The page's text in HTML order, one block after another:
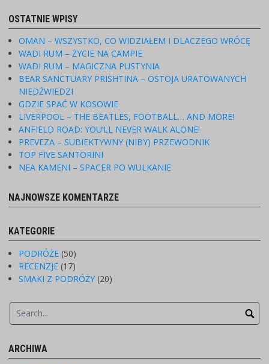
OSTATNIE WPISY
OMAN – WSZYSTKO, CO WIDZIAŁEM I DLACZEGO WRÓCĘ
WADI RUM – ŻYCIE NA CAMPIE
WADI RUM – MAGICZNA PUSTYNIA
BEAR SANCTUARY PRISHTINA – OSTOJA URATOWANYCH
NIEDŹWIEDZI
GDZIE SPAĆ W KOSOWIE
LIVERPOOL – THE BEATLES, FOOTBALL… AND MORE!
ANFIELD ROAD: YOU’LL NEVER WALK ALONE!
PREVEZA – SUBIEKTYWNY (NIBY) PRZEWODNIK
TOP FIVE SANTORINI
NEA KAMENI – SPACER PO WULKANIE
NAJNOWSZE KOMENTARZE
KATEGORIE
PODRÓŻE(50)
RECENZJE(17)
SMAKI Z PODRÓŻY(20)
ARCHIWA